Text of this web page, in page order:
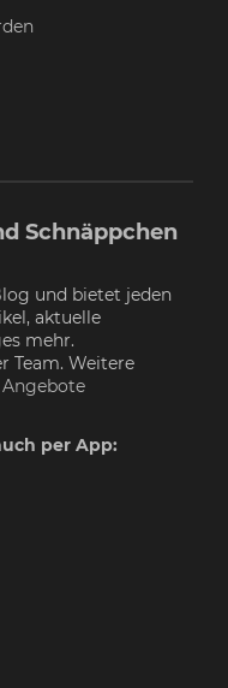
Schnäppchen
und bietet jeden
aktuelle
mehr.
Team. Weitere
per App: